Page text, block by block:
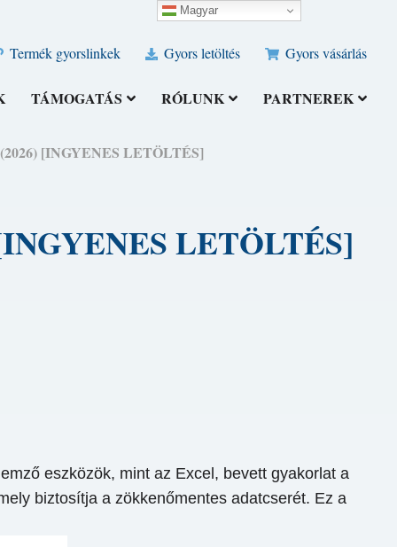
Termék gyorslinkek Gyors letöltés Gyors vásárlás
TÁMOGATÁS RÓLUNK PARTNEREK
[INGYENES LETÖLTÉS]
LETÖLTÉS]
eszközök, mint az Excel, bevett gyakorlat a
biztosítja a zökkenőmentes adatcserét. Ez a
Magyar